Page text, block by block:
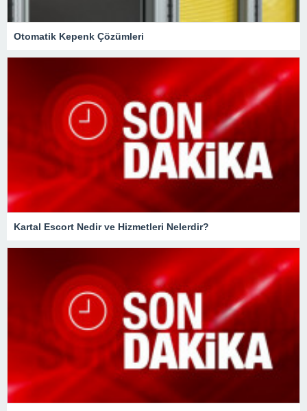
Otomatik Kepenk Çözümleri
Kartal Escort Nedir ve Hizmetleri Nelerdir?